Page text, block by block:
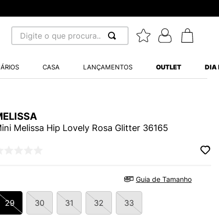
Digite o que procura...
CASA LANÇAMENTOS OUTLET DIA
Melissa Hip Lovely Rosa Glitter 36165
Guia de Tamanho
29 30 31 32 33
BALANCE 530
BABY
VANS ULTRARANGE